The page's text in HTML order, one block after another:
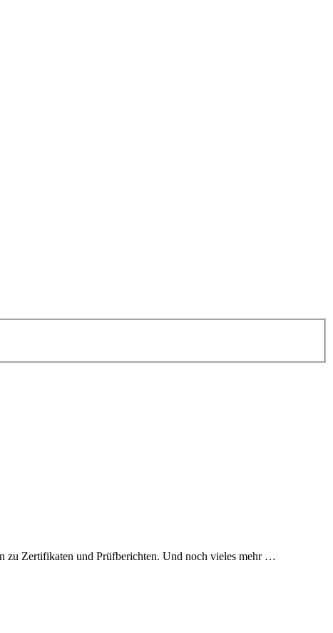
zu Zertifikaten und Prüfberichten. Und noch vieles mehr …